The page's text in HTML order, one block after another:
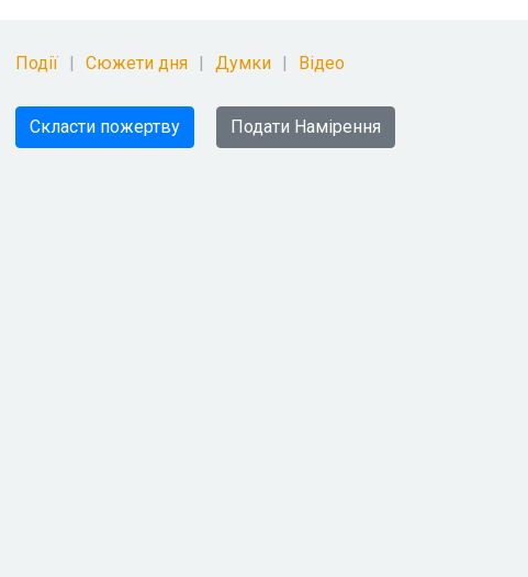
Події Сюжети дня Думки Відео
Скласти пожертву Подати Намірення